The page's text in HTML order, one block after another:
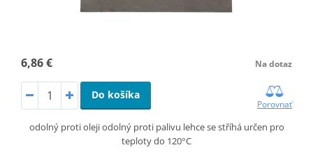
6,86 € Na dotaz
Do košíka
Porovnať
odolný proti oleji odolný proti palivu lehce se stříhá určen pro
teploty do 120°C